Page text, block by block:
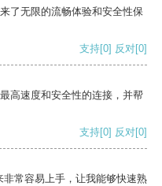
了无限的流畅体验和安全性保
支持[0] 反对[0]
高速度和安全性的连接，并帮
支持[0] 反对[0]
常容易上手，让我能够快速熟